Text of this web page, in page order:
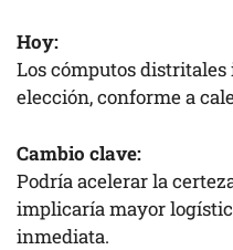
Hoy:
Los cómputos
elección, conforme a
Cambio clave:
Podría acelerar la
implicaría mayor
inmediata.